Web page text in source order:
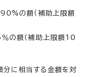
の額（補助上限額
の額（補助上限額10
に相当する金額を対